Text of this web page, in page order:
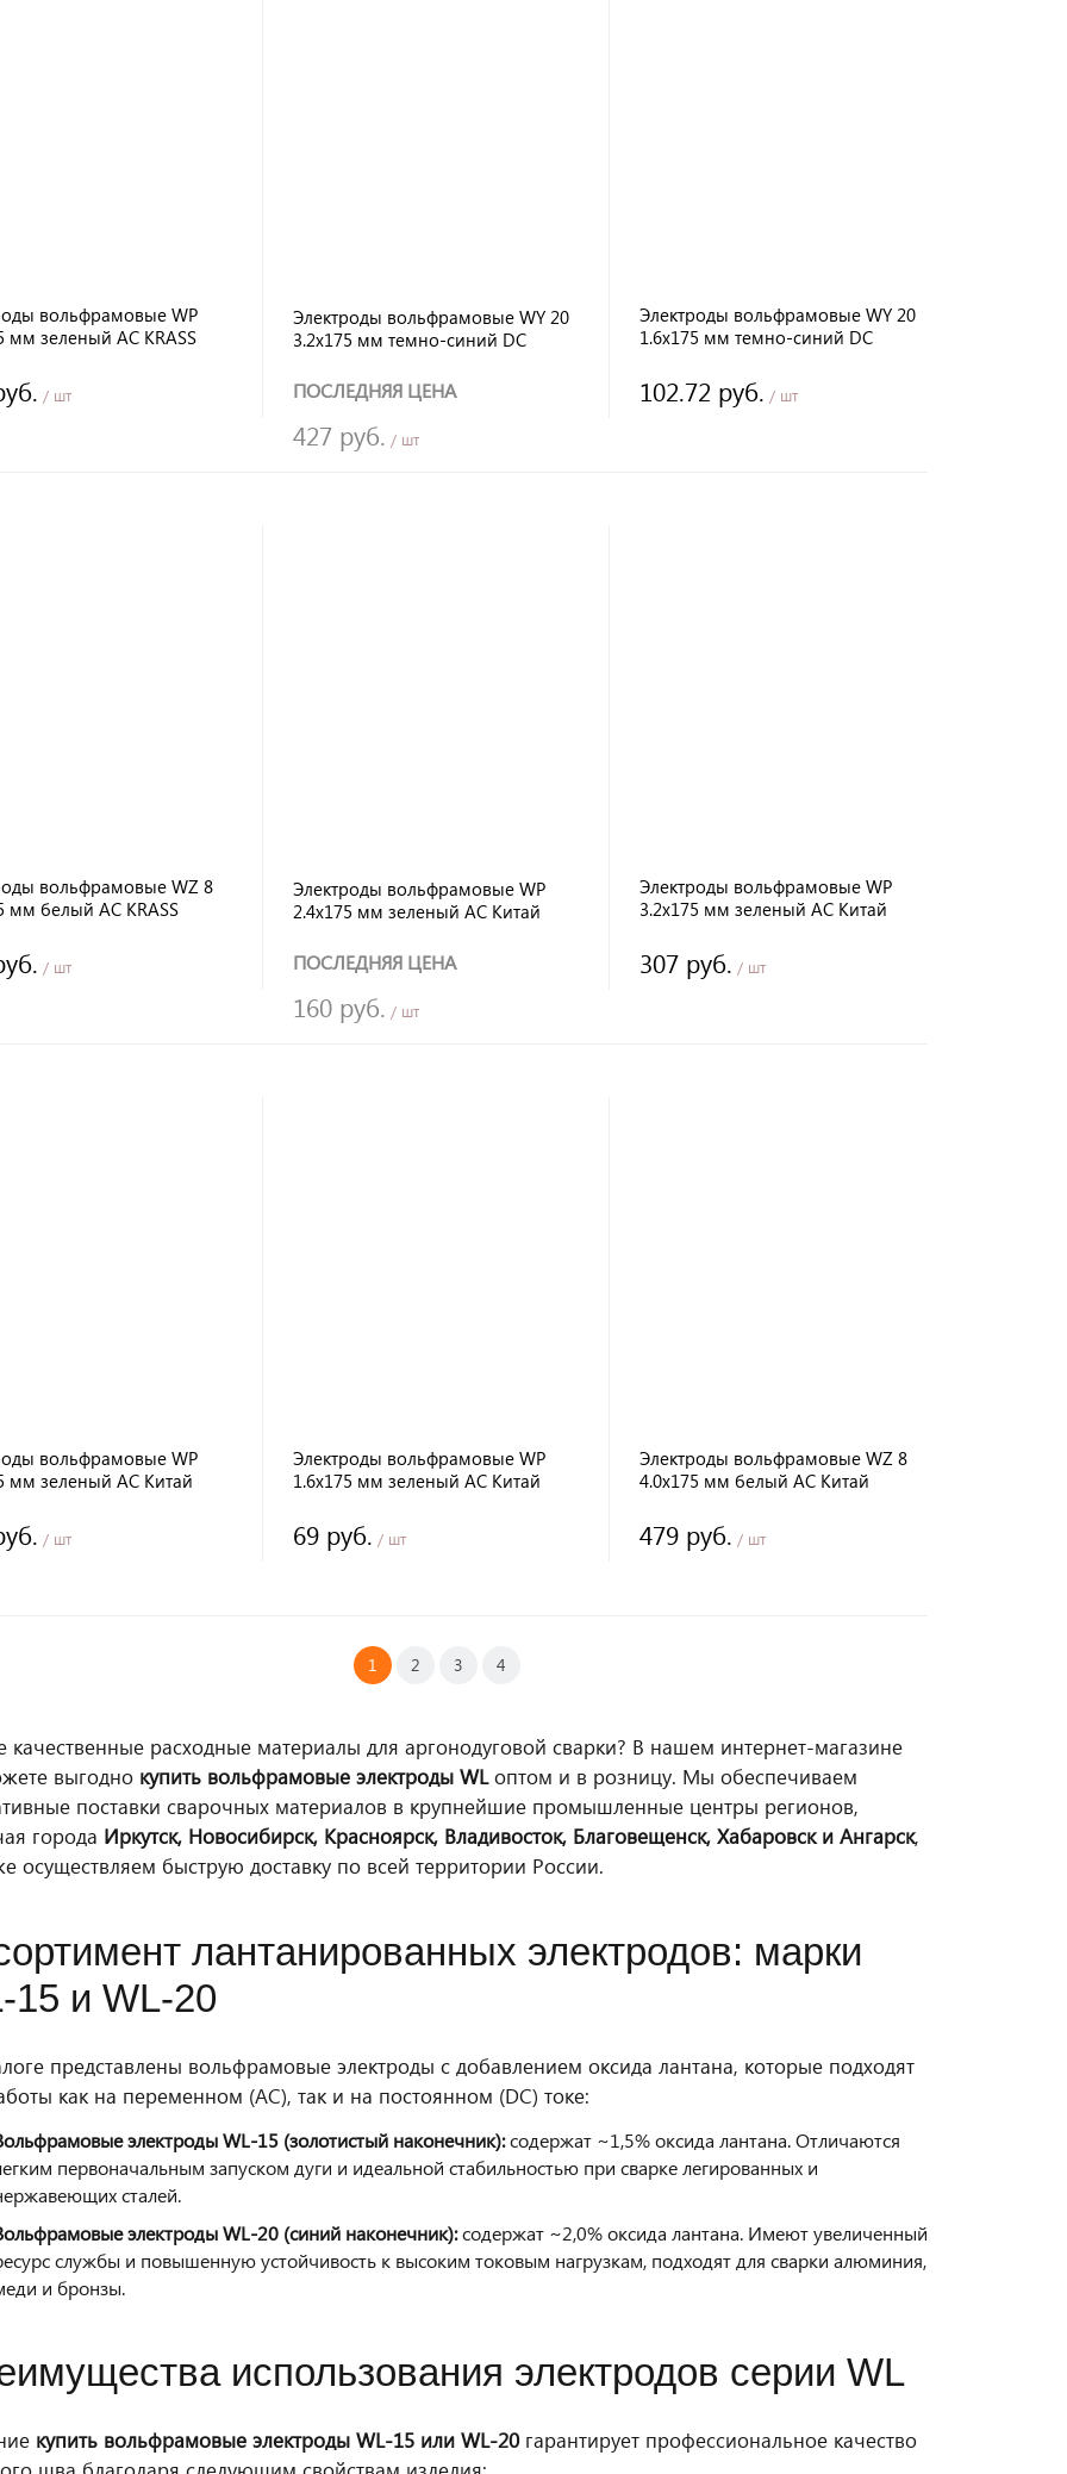
вольфрамовые WP
мм зеленый AC KRASS
/ шт
Электроды вольфрамовые WY 20
3.2х175 мм темно-синий DC
ПОСЛЕДНЯЯ ЦЕНА
427 руб. / шт
Электроды вольфрамовые WY 20
1.6х175 мм темно-синий DC
102.72 руб. / шт
вольфрамовые WZ 8
мм белый AC KRASS
/ шт
Электроды вольфрамовые WP
2.4х175 мм зеленый AC Китай
ПОСЛЕДНЯЯ ЦЕНА
160 руб. / шт
Электроды вольфрамовые WP
3.2х175 мм зеленый AC Китай
307 руб. / шт
вольфрамовые WP
мм зеленый AC Китай
/ шт
Электроды вольфрамовые WP
1.6х175 мм зеленый AC Китай
69 руб. / шт
Электроды вольфрамовые WZ 8
4.0х175 мм белый AC Китай
479 руб. / шт
1 2 3 4
качественные расходные материалы для аргонодуговой сварки? В нашем интернет-магазине
выгодно купить вольфрамовые электроды WLоптом и в розницу. Мы обеспечиваем
поставки сварочных материалов в крупнейшие промышленные центры регионов,
города Иркутск, Новосибирск, Красноярск, Владивосток, Благовещенск, Хабаровск и Ангарск,
осуществляем быструю доставку по всей территории России.
лантанированных электродов: марки
15 и WL-20
представлены вольфрамовые электроды с добавлением оксида лантана, которые подходят
как на переменном (AC), так и на постоянном (DC) токе:
электроды WL-15 (золотистый наконечник):содержат ~1,5% оксида лантана. Отличаются
первоначальным запуском дуги и идеальной стабильностью при сварке легированных и
сталей.
электроды WL-20 (синий наконечник):содержат ~2,0% оксида лантана. Имеют увеличенный
службы и повышенную устойчивость к высоким токовым нагрузкам, подходят для сварки алюминия,
и бронзы.
использования электродов серии WL
купить вольфрамовые электроды WL-15 или WL-20гарантирует профессиональное качество